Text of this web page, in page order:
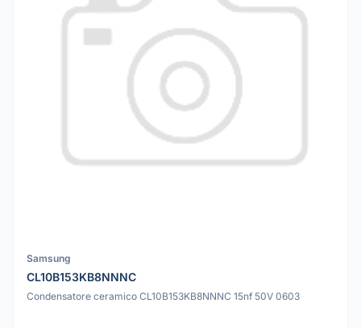
Samsung
CL10B153KB8NNNC
Condensatore ceramico CL10B153KB8NNNC 15nf 50V 0603